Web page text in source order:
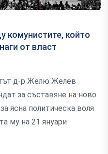
комунистите, който
от власт
д-р Желю Желев
за съставяне на ново
ясна политическа воля
му на 21 януари